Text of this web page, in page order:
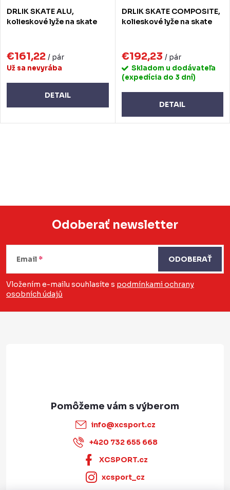
DRLIK SKATE ALU,
kolieskové lyže na skate
€161,22 / pár
Už sa nevyrába
DETAIL
DRLIK SKATE COMPOSITE,
kolieskové lyže na skate
€192,23 / pár
Skladom u dodávateľa
(expedícia do 3 dní)
DETAIL
d
p
r
v
Z
p
ä
Odoberať newsletter
Email
Vložením e-mailu souhlasíte s podmínkami ochrany
osobních údajů
ODOBERAŤ
info@xcsport.cz
+420 732 655 668
XCSPORT.cz
xcsport_cz